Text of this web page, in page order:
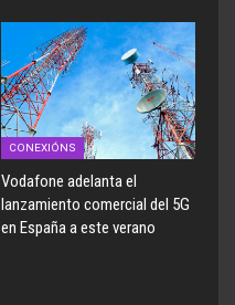
CONEXIÓNS
Vodafone adelanta el
lanzamiento comercial del 5G
en España a este verano